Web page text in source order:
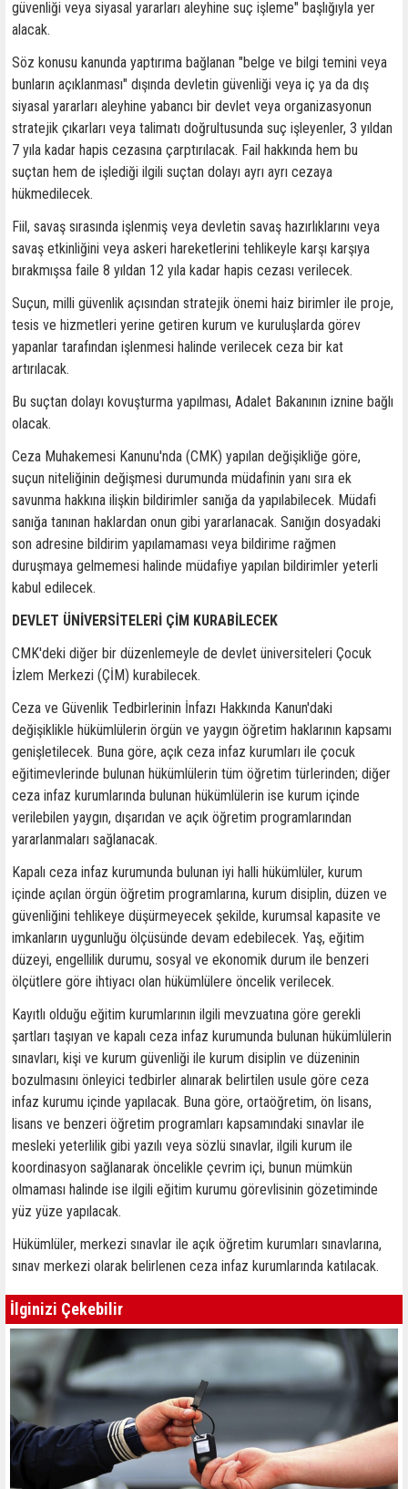
güvenliği veya siyasal yararları aleyhine suç işleme" başlığıyla yer
alacak.
Söz konusu kanunda yaptırıma bağlanan "belge ve bilgi temini veya
bunların açıklanması" dışında devletin güvenliği veya iç ya da dış
siyasal yararları aleyhine yabancı bir devlet veya organizasyonun
stratejik çıkarları veya talimatı doğrultusunda suç işleyenler, 3 yıldan
7 yıla kadar hapis cezasına çarptırılacak. Fail hakkında hem bu
suçtan hem de işlediği ilgili suçtan dolayı ayrı ayrı cezaya
hükmedilecek.
Fiil, savaş sırasında işlenmiş veya devletin savaş hazırlıklarını veya
savaş etkinliğini veya askeri hareketlerini tehlikeyle karşı karşıya
bırakmışsa faile 8 yıldan 12 yıla kadar hapis cezası verilecek.
Suçun, milli güvenlik açısından stratejik önemi haiz birimler ile proje,
tesis ve hizmetleri yerine getiren kurum ve kuruluşlarda görev
yapanlar tarafından işlenmesi halinde verilecek ceza bir kat
artırılacak.
Bu suçtan dolayı kovuşturma yapılması, Adalet Bakanının iznine bağlı
olacak.
Ceza Muhakemesi Kanunu'nda (CMK) yapılan değişikliğe göre,
suçun niteliğinin değişmesi durumunda müdafinin yanı sıra ek
savunma hakkına ilişkin bildirimler sanığa da yapılabilecek. Müdafi
sanığa tanınan haklardan onun gibi yararlanacak. Sanığın dosyadaki
son adresine bildirim yapılamaması veya bildirime rağmen
duruşmaya gelmemesi halinde müdafiye yapılan bildirimler yeterli
kabul edilecek.
DEVLET ÜNİVERSİTELERİ ÇİM KURABİLECEK
CMK'deki diğer bir düzenlemeyle de devlet üniversiteleri Çocuk
İzlem Merkezi (ÇİM) kurabilecek.
Ceza ve Güvenlik Tedbirlerinin İnfazı Hakkında Kanun'daki
değişiklikle hükümlülerin örgün ve yaygın öğretim haklarının kapsamı
genişletilecek. Buna göre, açık ceza infaz kurumları ile çocuk
eğitimevlerinde bulunan hükümlülerin tüm öğretim türlerinden; diğer
ceza infaz kurumlarında bulunan hükümlülerin ise kurum içinde
verilebilen yaygın, dışarıdan ve açık öğretim programlarından
yararlanmaları sağlanacak.
Kapalı ceza infaz kurumunda bulunan iyi halli hükümlüler, kurum
içinde açılan örgün öğretim programlarına, kurum disiplin, düzen ve
güvenliğini tehlikeye düşürmeyecek şekilde, kurumsal kapasite ve
imkanların uygunluğu ölçüsünde devam edebilecek. Yaş, eğitim
düzeyi, engellilik durumu, sosyal ve ekonomik durum ile benzeri
ölçütlere göre ihtiyacı olan hükümlülere öncelik verilecek.
Kayıtlı olduğu eğitim kurumlarının ilgili mevzuatına göre gerekli
şartları taşıyan ve kapalı ceza infaz kurumunda bulunan hükümlülerin
sınavları, kişi ve kurum güvenliği ile kurum disiplin ve düzeninin
bozulmasını önleyici tedbirler alınarak belirtilen usule göre ceza
infaz kurumu içinde yapılacak. Buna göre, ortaöğretim, ön lisans,
lisans ve benzeri öğretim programları kapsamındaki sınavlar ile
mesleki yeterlilik gibi yazılı veya sözlü sınavlar, ilgili kurum ile
koordinasyon sağlanarak öncelikle çevrim içi, bunun mümkün
olmaması halinde ise ilgili eğitim kurumu görevlisinin gözetiminde
yüz yüze yapılacak.
Hükümlüler, merkezi sınavlar ile açık öğretim kurumları sınavlarına,
sınav merkezi olarak belirlenen ceza infaz kurumlarında katılacak.
İlginizi Çekebilir